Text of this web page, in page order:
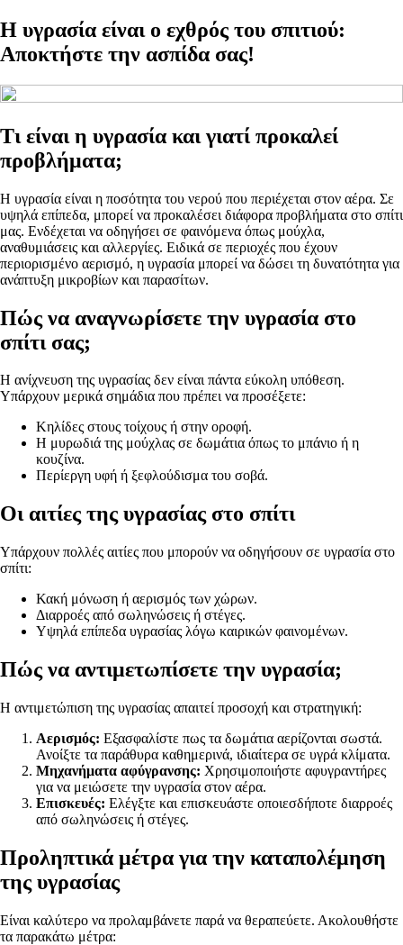
Η υγρασία είναι ο εχθρός του σπιτιού:
Αποκτήστε την ασπίδα σας!
Τι είναι η υγρασία και γιατί προκαλεί
προβλήματα;
Η υγρασία είναι η ποσότητα του νερού που περιέχεται στον αέρα. Σε
υψηλά επίπεδα, μπορεί να προκαλέσει διάφορα προβλήματα στο σπίτι
μας. Ενδέχεται να οδηγήσει σε φαινόμενα όπως μούχλα,
αναθυμιάσεις και αλλεργίες. Ειδικά σε περιοχές που έχουν
περιορισμένο αερισμό, η υγρασία μπορεί να δώσει τη δυνατότητα για
ανάπτυξη μικροβίων και παρασίτων.
Πώς να αναγνωρίσετε την υγρασία στο
σπίτι σας;
Η ανίχνευση της υγρασίας δεν είναι πάντα εύκολη υπόθεση.
Υπάρχουν μερικά σημάδια που πρέπει να προσέξετε:
Κηλίδες στους τοίχους ή στην οροφή.
Η μυρωδιά της μούχλας σε δωμάτια όπως το μπάνιο ή η
κουζίνα.
Περίεργη υφή ή ξεφλούδισμα του σοβά.
Οι αιτίες της υγρασίας στο σπίτι
Υπάρχουν πολλές αιτίες που μπορούν να οδηγήσουν σε υγρασία στο
σπίτι:
Κακή μόνωση ή αερισμός των χώρων.
Διαρροές από σωληνώσεις ή στέγες.
Υψηλά επίπεδα υγρασίας λόγω καιρικών φαινομένων.
Πώς να αντιμετωπίσετε την υγρασία;
Η αντιμετώπιση της υγρασίας απαιτεί προσοχή και στρατηγική:
Αερισμός: Εξασφαλίστε πως τα δωμάτια αερίζονται σωστά.
Ανοίξτε τα παράθυρα καθημερινά, ιδιαίτερα σε υγρά κλίματα.
Μηχανήματα αφύγρανσης: Χρησιμοποιήστε αφυγραντήρες
για να μειώσετε την υγρασία στον αέρα.
Επισκευές: Ελέγξτε και επισκευάστε οποιεσδήποτε διαρροές
από σωληνώσεις ή στέγες.
Προληπτικά μέτρα για την καταπολέμηση
της υγρασίας
Είναι καλύτερο να προλαμβάνετε παρά να θεραπεύετε. Ακολουθήστε
τα παρακάτω μέτρα: